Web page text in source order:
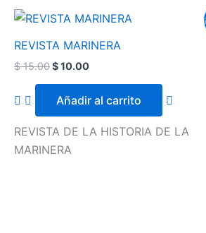
REVISTA MARINERA
$15.00
El
precio
original
era:
$ 15.00.
$10.00
El
actual
es:
$ 10.00.
Añadir al carrito
REVISTA DE LA HISTORIA DE LA
MARINERA